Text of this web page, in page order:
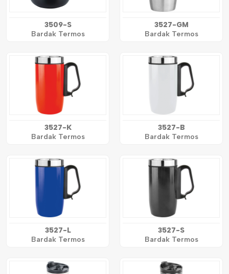
3509-S
Bardak Termos
3527-GM
Bardak Termos
3527-K
Bardak Termos
3527-B
Bardak Termos
3527-L
Bardak Termos
3527-S
Bardak Termos